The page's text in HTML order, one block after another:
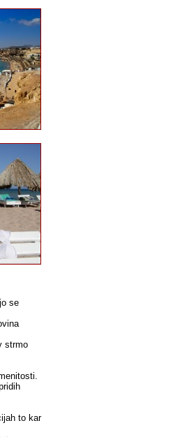
se
strmo
to kar